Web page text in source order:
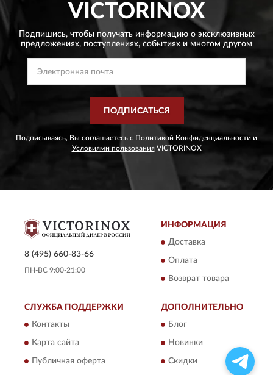
VICTORINOX
Подпишись, чтобы получать информацию о эксклюзивных
предложениях, поступлениях, событиях и многом другом
ПОДПИСАТЬСЯ
Подписываясь, Вы соглашаетесь с Политикой Конфиденциальности и
Условиями пользованияVICTORINOX
8 (495) 660-83-66
ПН-ВС 9:00-21:00
ИНФОРМАЦИЯ
Доставка
Оплата
Возврат товара
СЛУЖБА ПОДДЕРЖКИ
Контакты
Карта сайта
Публичная оферта
ДОПОЛНИТЕЛЬНО
Блог
Новинки
Скидки